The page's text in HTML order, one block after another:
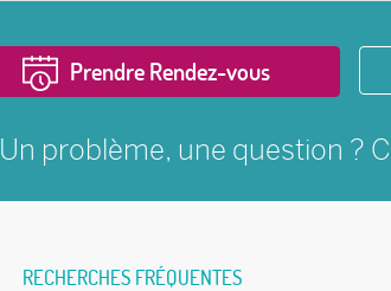
Prendre Rendez-vous
Un problème, une question ?
RECHERCHES FRÉQUENTES